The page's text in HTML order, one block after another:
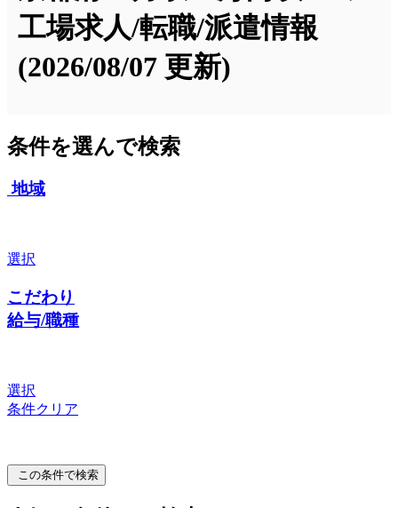
工場求人/転職/派遣情報
(2026/08/07 更新)
条件を選んで検索
地域
選択
こだわり
給与/職種
選択
条件クリア
この条件で検索